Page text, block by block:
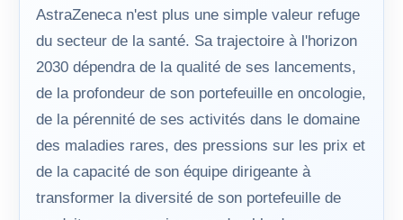
AstraZeneca n'est plus une simple valeur refuge
du secteur de la santé. Sa trajectoire à l'horizon
2030 dépendra de la qualité de ses lancements,
de la profondeur de son portefeuille en oncologie,
de la pérennité de ses activités dans le domaine
des maladies rares, des pressions sur les prix et
de la capacité de son équipe dirigeante à
transformer la diversité de son portefeuille de